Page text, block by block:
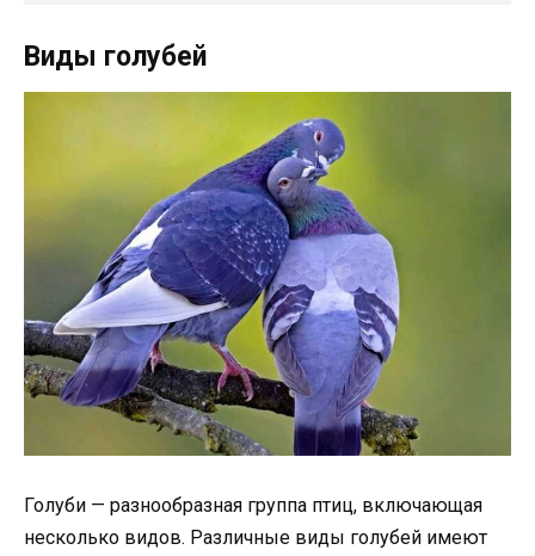
Виды голубей
Голуби — разнообразная группа птиц, включающая
несколько видов. Различные виды голубей имеют